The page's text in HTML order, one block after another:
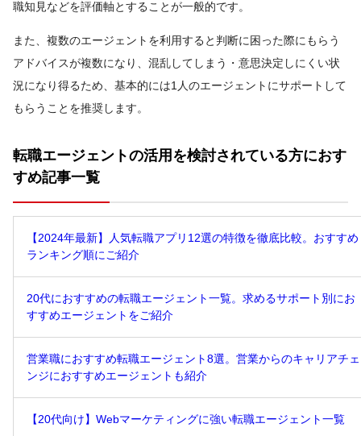
職知見などを評価軸とすることが一般的です。
また、複数のエージェントを利用すると判断に困った際にもらう
アドバイスが複数になり、混乱してしまう・意思決定しにくい状
況になり得るため、基本的には1人のエージェントにサポートして
もらうことを推奨します。
転職エージェントの活用を検討されている方におす
すめ記事一覧
【2024年最新】人気転職アプリ12選の特徴を徹底比較。おすすめ
ランキング順にご紹介
20代におすすめの転職エージェント一覧。求めるサポート別にお
すすめエージェントをご紹介
営業職におすすめ転職エージェント8選。営業からのキャリアチェ
ンジにおすすめエージェントも紹介
【20代向け】Webマーケティングに強い転職エージェント一覧